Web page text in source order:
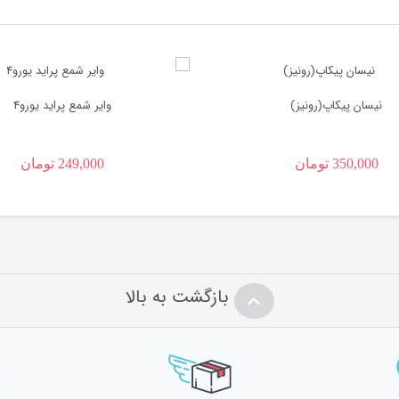
وایر شمع پراید یورو4
270,000 تومان
249,000 تومان
فعلی:
نیسان پیکاپ(رونیز)
تومان
350,000 تومان
بازگشت به بالا